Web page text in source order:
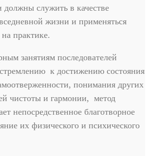
служить в качестве
жизни и применяться
практике.
занятиям последователей
к достижению состояния
понимания других
чистоты и гармонии, метод
непосредственное благотворное
их физического и психического